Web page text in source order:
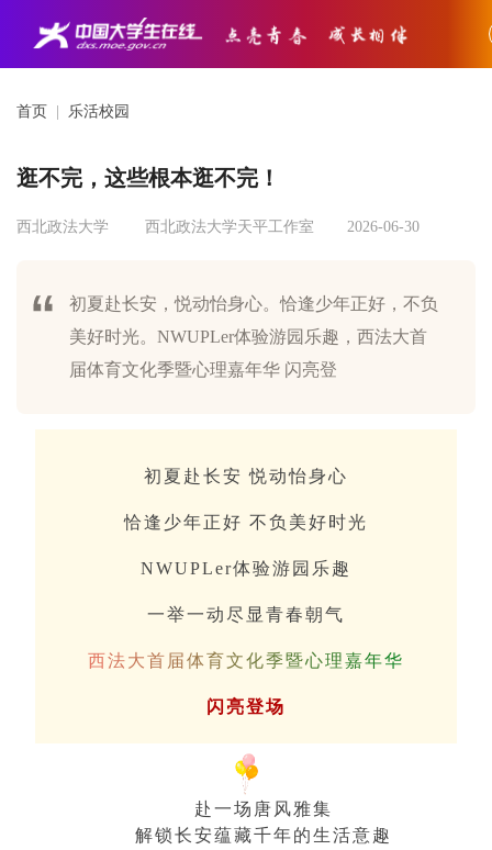
首页 乐活校园
逛不完，这些根本逛不完！
西北政法大学 西北政法大学天平工作室 2026-06-30
初夏赴长安，悦动怡身心。恰逢少年正好，不负
美好时光。NWUPLer体验游园乐趣，西法大首
届体育文化季暨心理嘉年华 闪亮登
初夏赴长安 悦动怡身心
恰逢少年正好 不负美好时光
NWUPLer体验游园乐趣
一举一动尽显青春朝气
西法大首 届体育文化季暨心理嘉年华
闪亮登场
赴一场唐风雅集
解锁长安蕴藏千年的生活意趣